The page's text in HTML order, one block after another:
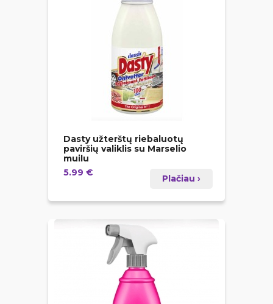
Dasty užterštų riebaluotų
paviršių valiklis su Marselio
muilu
5.99 €
Plačiau ›